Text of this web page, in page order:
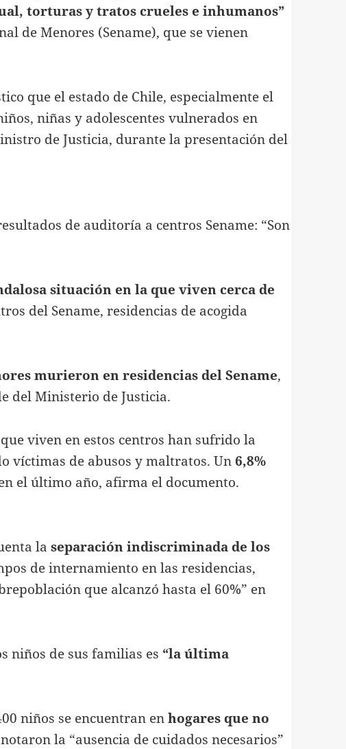
torturas y tratos crueles e inhumanos”
de Menores (Sename), que se vienen
que el estado de Chile, especialmente el
niñas y adolescentes vulnerados en
de Justicia, durante la presentación del
de auditoría a centros Sename: “Son
situación en la que viven cerca de
del Sename, residencias de acogida
murieron en residencias del Sename,
del Ministerio de Justicia.
viven en estos centros han sufrido la
víctimas de abusos y maltratos. Un6,8%
el último año, afirma el documento.
laseparación indiscriminada de los
de internamiento en las residencias,
que alcanzó hasta el 60%” en
niños de sus familias es “la última
niños se encuentran enhogares que no
la “ausencia de cuidados necesarios”